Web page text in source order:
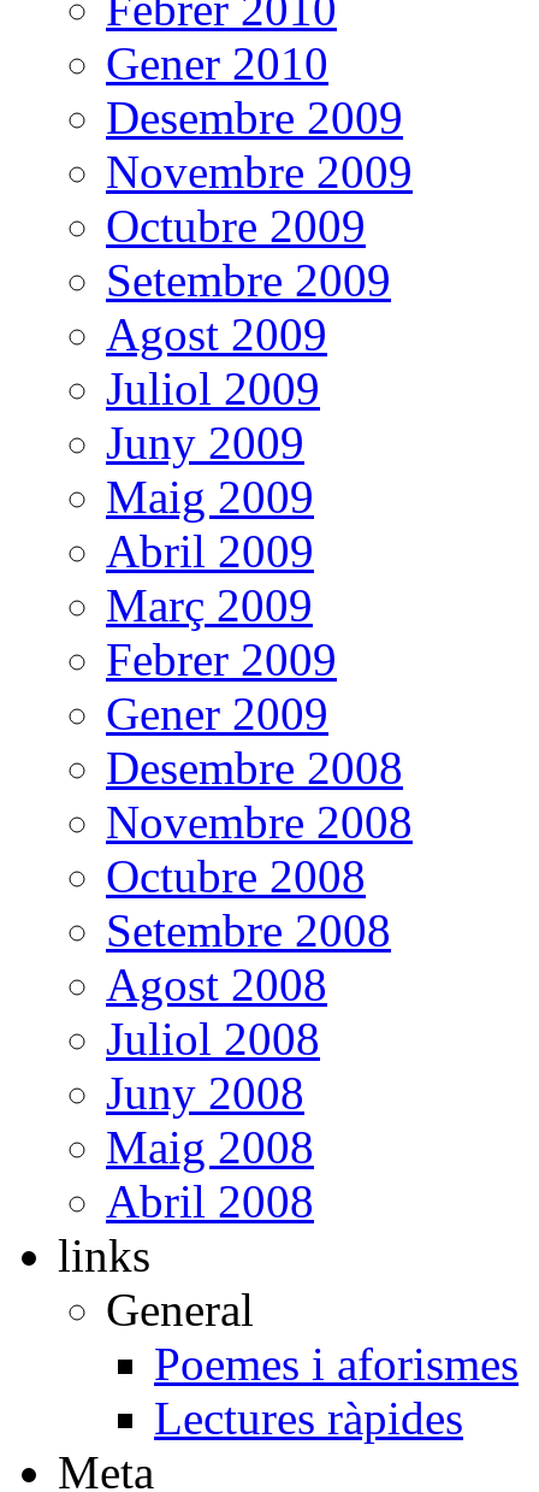
Gener 2010
Desembre 2009
Novembre 2009
Octubre 2009
Setembre 2009
Agost 2009
Juliol 2009
Juny 2009
Maig 2009
Abril 2009
Març 2009
Febrer 2009
Gener 2009
Desembre 2008
Novembre 2008
Octubre 2008
Setembre 2008
Agost 2008
Juliol 2008
Juny 2008
Maig 2008
Abril 2008
links
General
Poemes i aforismes
Lectures ràpides
Meta